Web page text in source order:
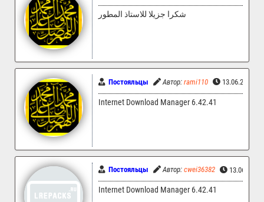
شكرا جزيلا للاستاذ المطور
Постояльцы Автор: rami110 13.06.2025
Internet Download Manager 6.42.41
Постояльцы Автор: cwei36382
Internet Download Manager 6.42.41